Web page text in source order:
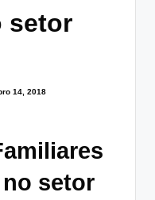
setor
14, 2018
setor